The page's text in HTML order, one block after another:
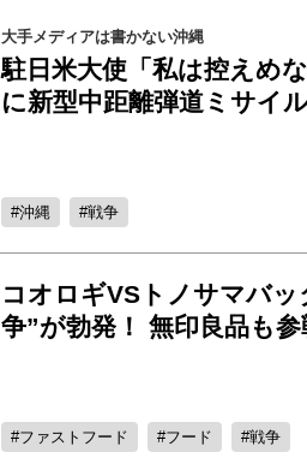
大手メディアは書かない沖縄
駐日米大使「私は控えめ
に新型中距離弾道ミサイ
沖縄 戦争
コオロギVSトノサマバッ
争”が勃発！ 無印良品も
ファストフード フード 戦争